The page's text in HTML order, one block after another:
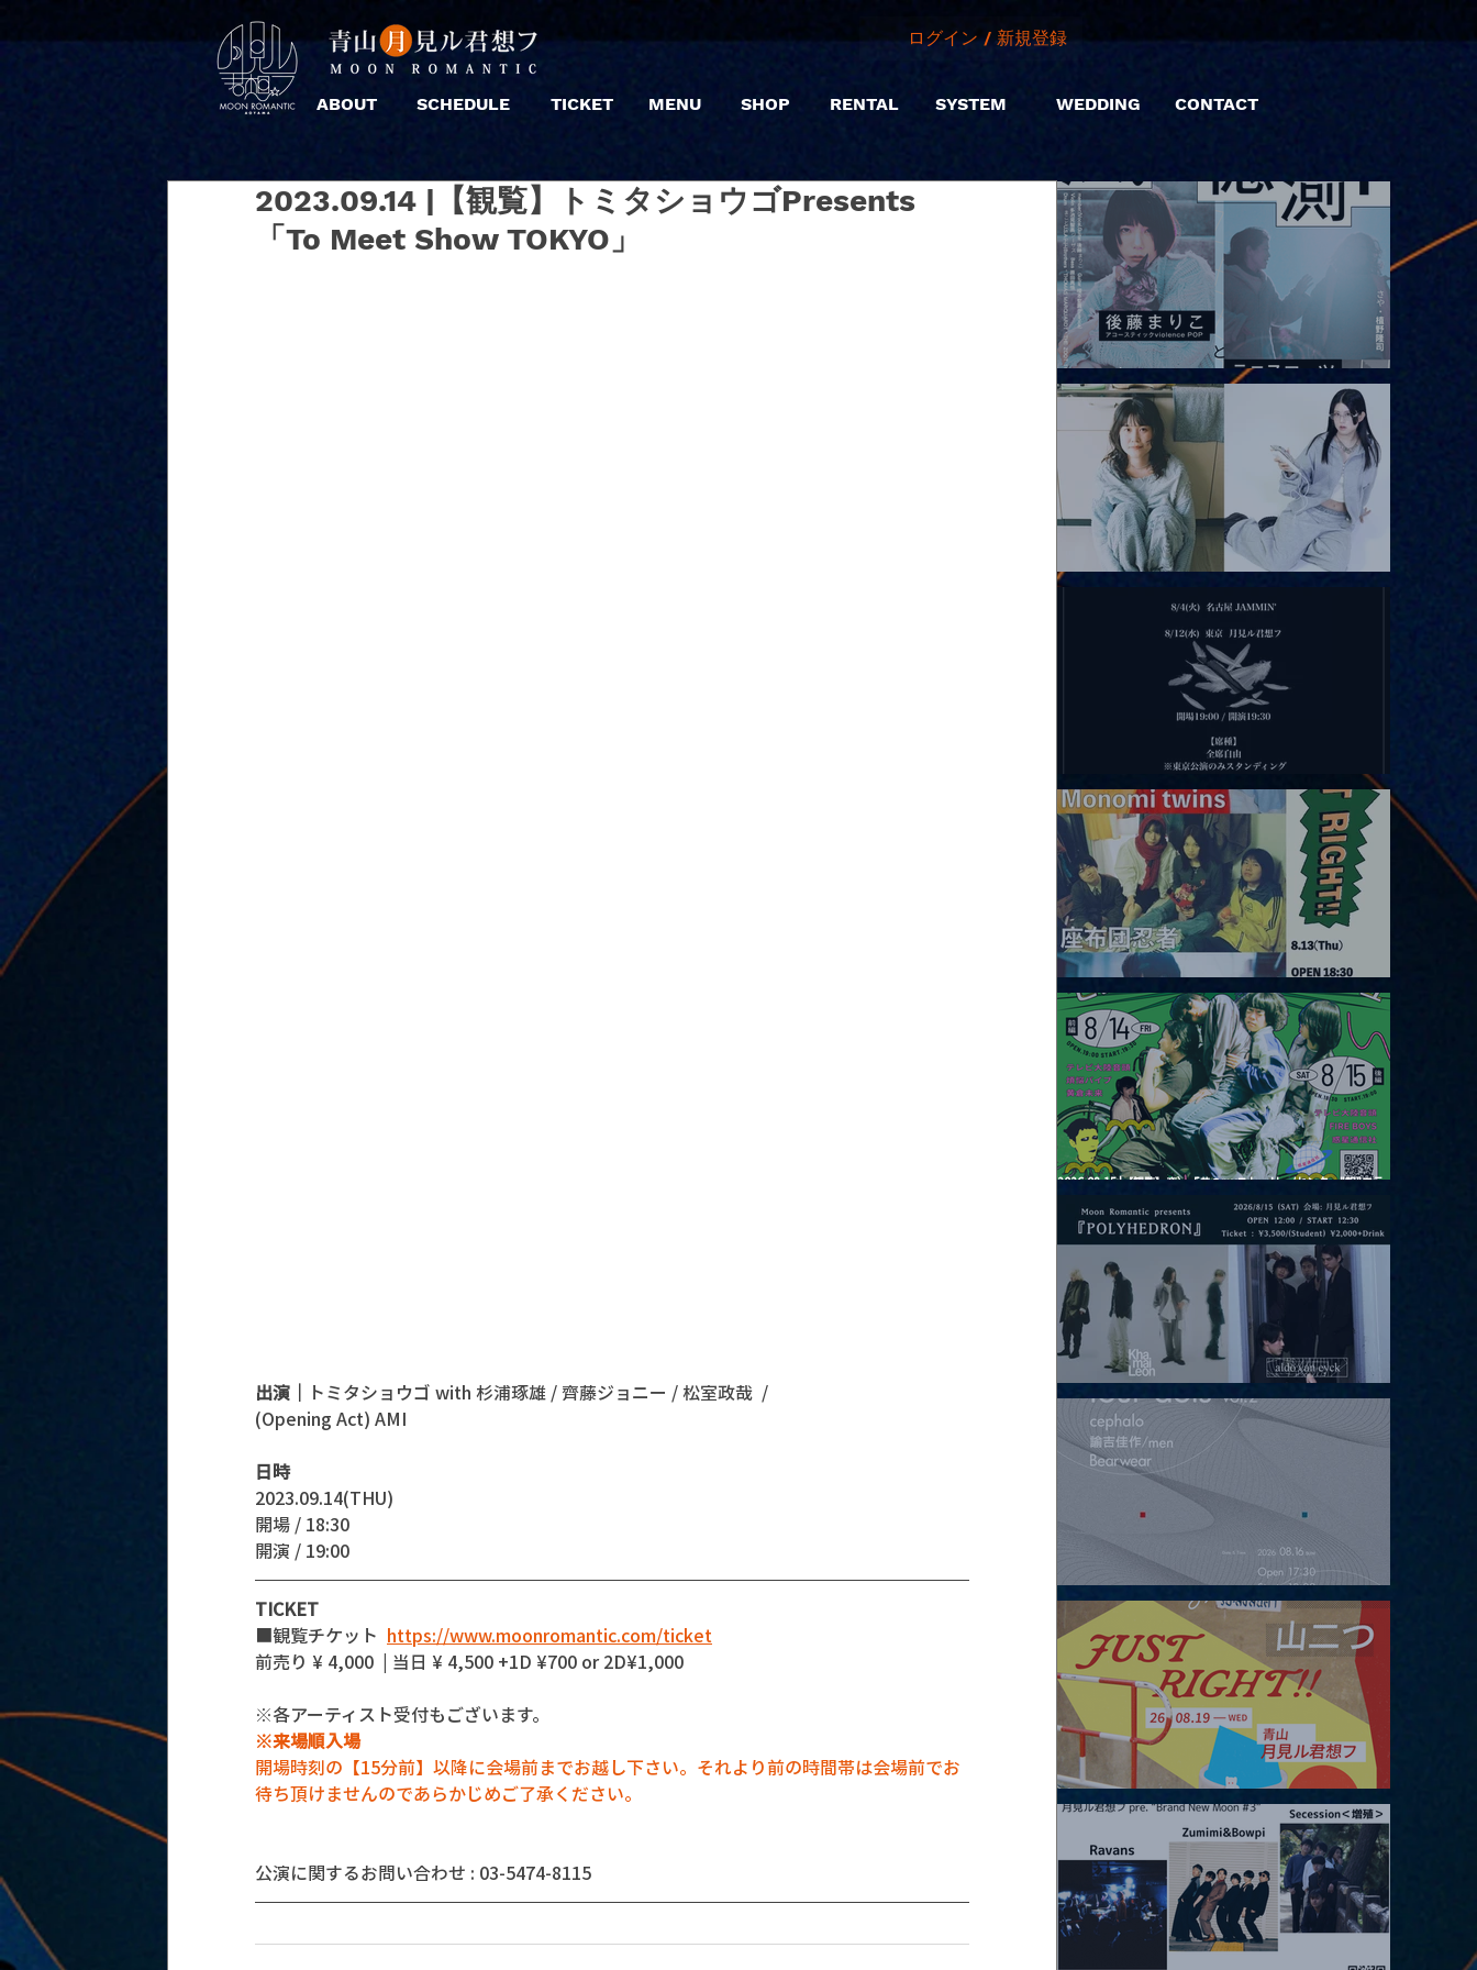
ABOUT SCHEDULE TICKET MENU SHOP
ログイン / 新規登録
RENTAL SYSTEM WEDDING CONTACT
2023.09.14 |【観覧】トミタショウゴPresents
「To Meet Show TOKYO」
出演｜ トミタショウゴ with 杉浦琢雄 / 齊藤ジョニー / 松室政哉  /
(Opening Act) AMI
日時
2023.09.14(THU)
開場 / 18:30
開演 / 19:00
TICKET
■観覧チケット https://www.moonromantic.com/ticket
前売り ¥ 4,000  | 当日 ¥ 4,500 +1D ¥700 or 2D¥1,000
※各アーティスト受付もございます。
※来場順入場
開場時刻の【15分前】以降に会場前までお越し下さい。それより前の時間帯は会場前でお
待ち頂けませんのであらかじめご了承ください。
公演に関するお問い合わせ : 03-5474-8115
2026.08.10 |【観覧】「巷のmyストーリー/風の憶測1～後藤まりこ
アコースティックviolence POPとテニスコーツ」
2026.08.12 |【観覧】田澤孝介 ソロワンマン 「Ballad Box 2026」
2026.08.13 |【観覧】JUST RIGHT!! vol.26
2026.08.15 |【観覧】夜）『巷のmyストーリー/センター"訳"フラ
2026.08.15 |【観覧】昼）月見ルpre.『POLYHEDRON』
2026.08.16 |【観覧】夜）four dots vol.2
2026.08.19 |【観覧】JUST RIGHT!! vol.27